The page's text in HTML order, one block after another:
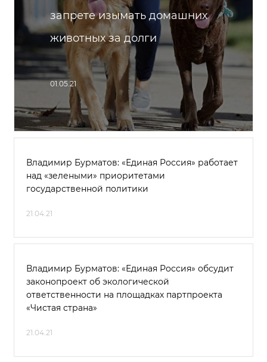
запрете изымать домашних
животных за долги
01.05.21
Владимир Бурматов: «Единая Россия» работает
над «зелеными» приоритетами
государственной политики
21.04.21
Владимир Бурматов: «Единая Россия» обсудит
законопроект об экологической
ответственности на площадках партпроекта
«Чистая страна»
21.04.21